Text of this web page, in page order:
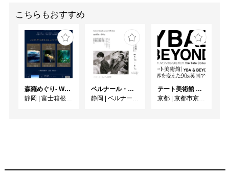
こちらもおすすめ
森羅めぐり- Wandering in Shinra -
静岡
富士箱根カントリークラブ
ベルナール・ビュフェと写真 ーカメラがとらえたビュフェとその時代、そして21 世紀へ
静岡
ベルナール・ビュフェ美術館
テート美術館 ― YBA & BEYOND 世界を変えた90s英国アート
京都
京都市京セラ美術館